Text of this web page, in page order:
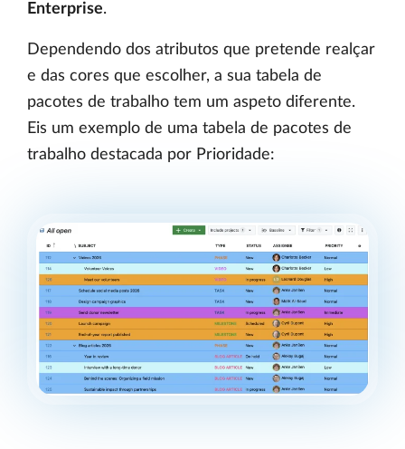
Enterprise.
Dependendo dos atributos que pretende realçar
e das cores que escolher, a sua tabela de
pacotes de trabalho tem um aspeto diferente.
Eis um exemplo de uma tabela de pacotes de
trabalho destacada por Prioridade: